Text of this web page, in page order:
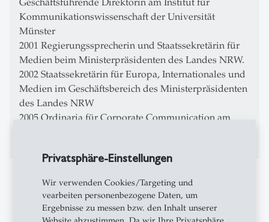
Privatsphäre-Einstellungen
Wir verwenden Cookies/Targeting und
vearbeiten personenbezogene Daten, um
Ergebnisse zu messen bzw. den Inhalt unserer
Kommunikationswissenschaft der Universität
Münster
2001 Regierungssprecherin und Staatssekretärin für
Medien beim Ministerpräsidenten des Landes NRW.
2002 Staatssekretärin für Europa, Internationales und
Medien im Geschäftsbereich des Ministerpräsidenten
des Landes NRW
2005 Ordinaria für Corporate Communication am
Miriam Meckel ist Mitglied in der Deutschen
Gesellschaft für Publizistik- und